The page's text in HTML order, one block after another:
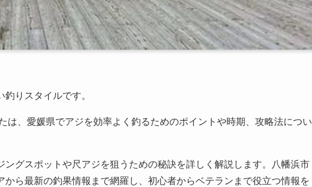
りスタイルです。
は、愛媛県でアジを効率よく釣るためのポイントや時期、攻略法につい
ングスポットや尺アジを狙うための秘訣を詳しく解説します。八幡浜市
ら最新の釣果情報まで網羅し、初心者からベテランまで役立つ情報を